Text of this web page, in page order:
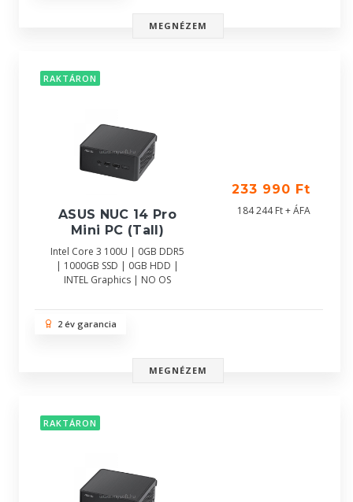
MEGNÉZEM
RAKTÁRON
ASUS NUC 14 Pro
Mini PC (Tall)
Intel Core 3 100U | 0GB DDR5
| 1000GB SSD | 0GB HDD |
INTEL Graphics | NO OS
233 990 Ft
184 244 Ft + ÁFA
2 év garancia
MEGNÉZEM
RAKTÁRON